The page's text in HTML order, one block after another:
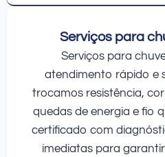
Serviços para
Serviços para
atendimento rápido e
trocamos resistência,
quedas de energia e fio
certificado com
imediatas para